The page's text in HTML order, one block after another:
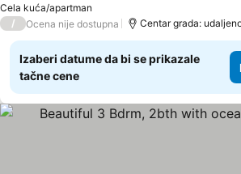
Cela kuća/apartman
/ Ocena nije dostupna Centar grada:
Izaberi datume da bi se prikazale
tačne cene